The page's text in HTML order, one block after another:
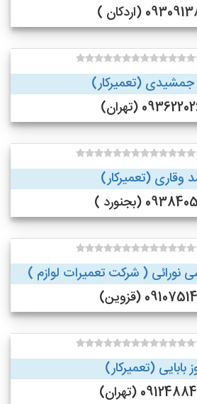
(اردکان )
(تعمیرکار)
(تهران)
وقاری (تعمیرکار)
(بجنورد )
( شرکت تعمیرات لوازم )
(قزوین)
بابایی (تعمیرکار)
(تهران)